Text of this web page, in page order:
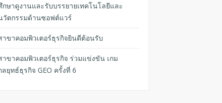
กษาดูงานและรับบรรยายเทคโนโลยีและ
วัตกรรมด้านซอฟต์แวร์
าขาคอมพิวเตอร์ธุรกิจยินดีต้อนรับ
าขาคอมพิวเตอร์ธุรกิจ ร่วมแข่งขัน เกม
ลยุทธ์ธุรกิจ GEO ครั้งที่ 6